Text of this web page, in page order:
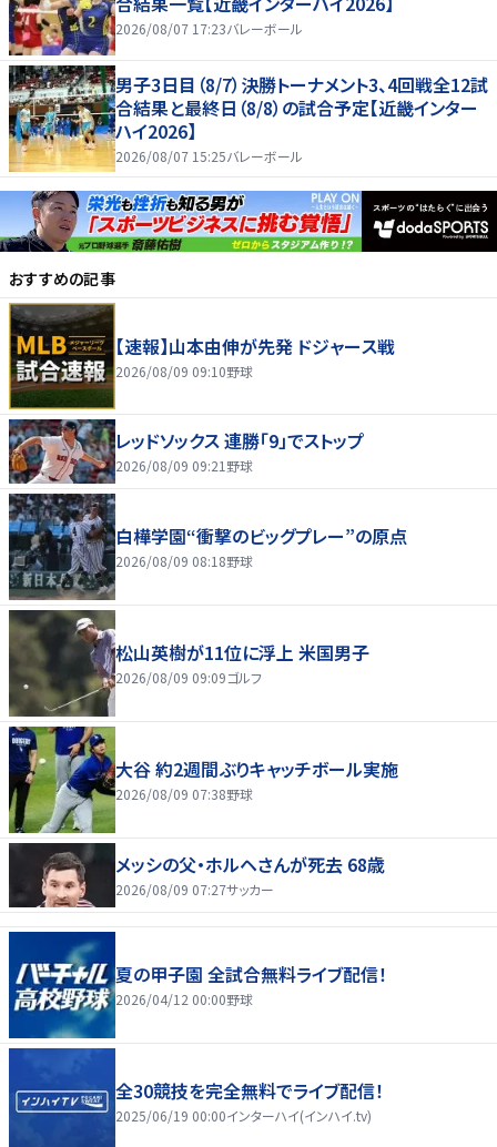
2026/08/07 17:23バレーボール
男子3日目（8/7）決勝トーナメント3、4回戦全12試
合結果と最終日（8/8）の試合予定【近畿インター
ハイ2026】
2026/08/07 15:25バレーボール
おすすめの記事
【速報】山本由伸が先発 ドジャース戦
2026/08/09 09:10野球
レッドソックス 連勝「9」でストップ
2026/08/09 09:21野球
白樺学園“衝撃のビッグプレー”の原点
2026/08/09 08:18野球
松山英樹が11位に浮上 米国男子
2026/08/09 09:09ゴルフ
大谷 約2週間ぶりキャッチボール実施
2026/08/09 07:38野球
メッシの父・ホルヘさんが死去 68歳
2026/08/09 07:27サッカー
夏の甲子園 全試合無料ライブ配信！
2026/04/12 00:00野球
全30競技を完全無料でライブ配信！
2025/06/19 00:00インターハイ(インハイ.tv)